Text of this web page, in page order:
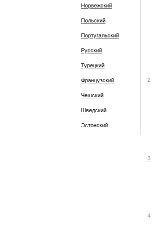
Норвежский
Польский
Португальский
Русский
Турецкий
Французский
Чешский
Шведский
Эстонский
2
3
4